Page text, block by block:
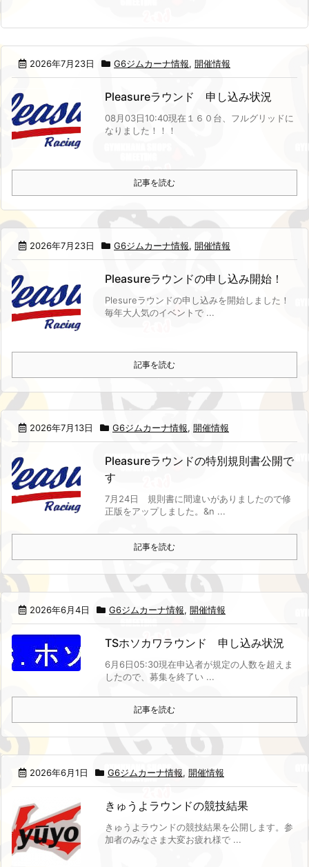
2026年7月23日 G6ジムカーナ情報, 開催情報
Pleasureラウンド 申し込み状況
08月03日10:40現在 １６０台、フルグリッドに
なりました！！！
記事を読む
2026年7月23日 G6ジムカーナ情報, 開催情報
Pleasureラウンドの申し込み開始！
Plesureラウンドの申し込みを開始しました！
毎年大人気のイベントで ...
記事を読む
2026年7月13日 G6ジムカーナ情報, 開催情報
Pleasureラウンドの特別規則書公開で
す
7月24日 規則書に間違いがありましたので修
正版をアップしました。 &n ...
記事を読む
2026年6月4日 G6ジムカーナ情報, 開催情報
TSホソカワラウンド 申し込み状況
6月6日05:30現在申込者が規定の人数を超えま
したので、募集を終了い ...
記事を読む
2026年6月1日 G6ジムカーナ情報, 開催情報
きゅうよラウンドの競技結果
きゅうよラウンドの競技結果を公開します。 参
加者のみなさま大変お疲れ様で ...